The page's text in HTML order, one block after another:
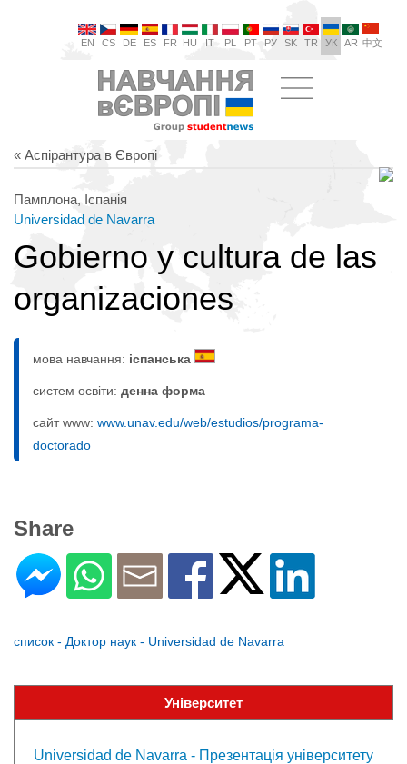
EN CS DE ES FR HU IT PL PT РУ SK TR УК AR 中文
« Аспірантура в Європі
Памплона, Іспанія
Universidad de Navarra
Gobierno y cultura de las
organizaciones
мова навчання: іспанська
систем освіти: денна форма
сайт www: www.unav.edu/web/estudios/programa-
doctorado
Share
список - Доктор наук - Universidad de Navarra
Університет
Universidad de Navarra - Презентація університету